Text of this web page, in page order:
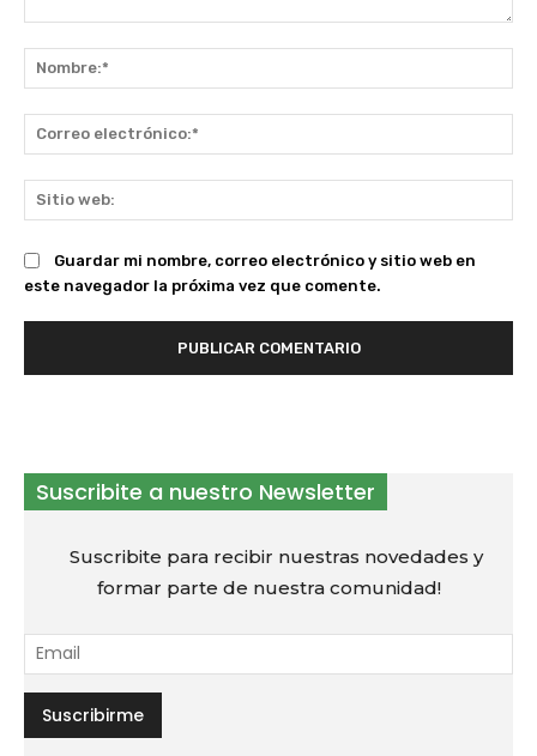
Guardar mi nombre, correo electrónico y sitio web en
este navegador la próxima vez que comente.
Suscribite a nuestro Newsletter
Suscribite para recibir nuestras novedades y
formar parte de nuestra comunidad!